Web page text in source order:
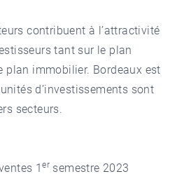
contribuent à l’attractivité
tant sur le plan
plan immobilier. Bordeaux est
d’investissements sont
secteurs.
1er semestre 2023